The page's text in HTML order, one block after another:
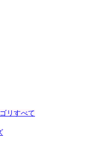
リすべて